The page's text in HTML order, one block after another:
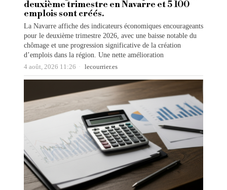
deuxième trimestre en Navarre et 5 100
emplois sont créés.
La Navarre affiche des indicateurs économiques encourageants
pour le deuxième trimestre 2026, avec une baisse notable du
chômage et une progression significative de la création
d’emplois dans la région. Une nette amélioration
4 août, 2026 11:26 lecourrier.es